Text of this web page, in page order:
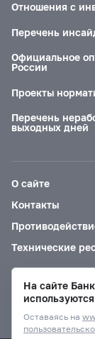
Отношения с
Перечень
Официальное
России
Проекты
Перечень
выходных дней
О сайте
Контакты
Технические
Версия
На сайте
Оставаясь на